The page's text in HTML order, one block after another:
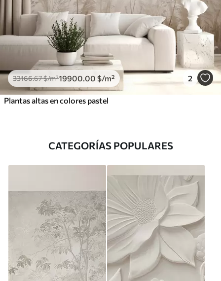
33166.67$/m²19900 .00 $/m² 2
Plantas altas en colores pastel
CATEGORÍAS POPULARES